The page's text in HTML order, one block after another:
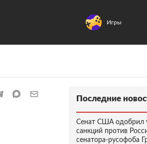
Игры
Последние
Сенат США одобрил
санкций против
сенатора-русофоба